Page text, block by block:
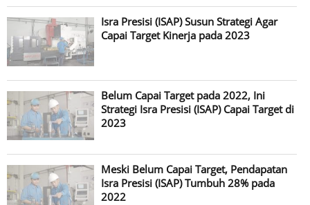
Isra Presisi (ISAP) Susun Strategi Agar
Capai Target Kinerja pada 2023
Belum Capai Target pada 2022, Ini
Strategi Isra Presisi (ISAP) Capai Target di
2023
Meski Belum Capai Target, Pendapatan
Isra Presisi (ISAP) Tumbuh 28% pada
2022